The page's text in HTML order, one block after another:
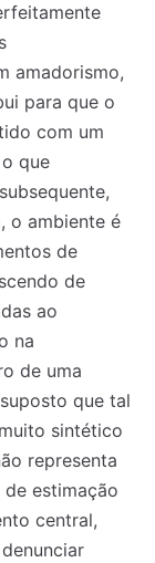
amadorismo,
para que o
com um
que
o ambiente é
de
de
ao
na
de uma
que tal
sintético
representa
estimação
central,